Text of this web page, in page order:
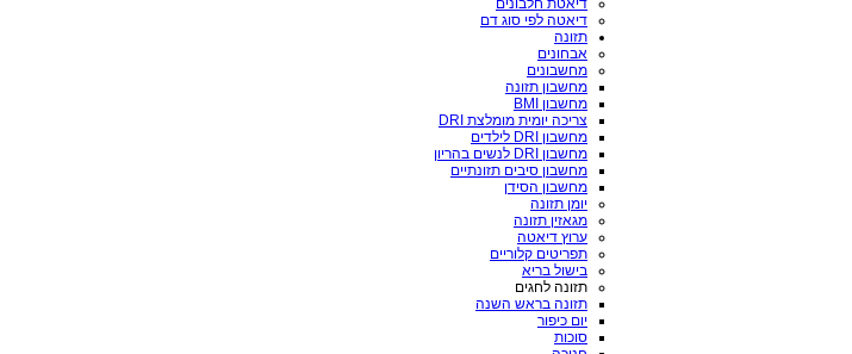
דיאטת חלבונים
דיאטה לפי סוג דם
תזונה
אבחונים
מחשבונים
מחשבון תזונה
מחשבון BMI
צריכה יומית מומלצת DRI
מחשבון DRI לילדים
מחשבון DRI לנשים בהריון
מחשבון סיבים תזונתיים
מחשבון הסידן
יומן תזונה
מגאזין תזונה
ערוץ דיאטה
תפריטים קלוריים
בישול בריא
תזונה לחגים
תזונה בראש השנה
יום כיפור
סוכות